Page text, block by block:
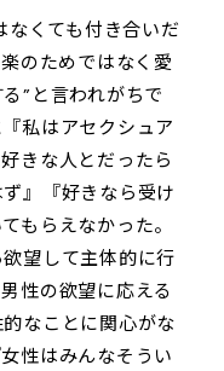
なくても付き合いだ
のためではなく愛
”と言われがちで
私はアセクシュア
きな人とだったら
』『好きなら受け
もらえなかった。
望して主体的に行
性の欲望に応える
なことに関心がな
性はみんなそうい